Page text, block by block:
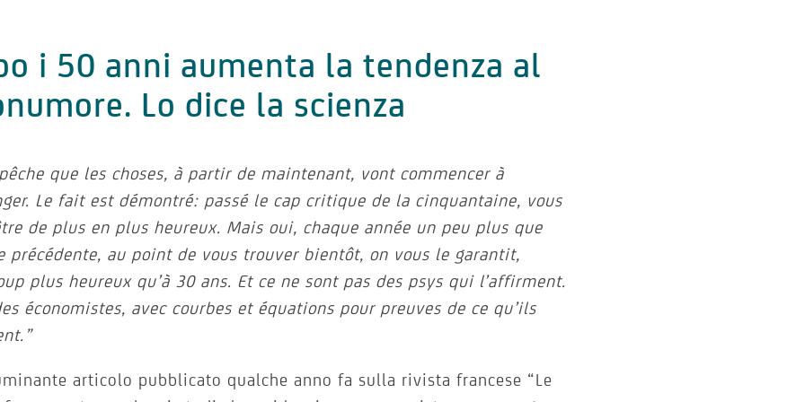
i 50 anni aumenta la tendenza al
Lo dice la scienza
que les choses, à partir de maintenant, vont commencer à
Le fait est démontré: passé le cap critique de la cinquantaine, vous
de plus en plus heureux. Mais oui, chaque année un peu plus que
précédente, au point de vous trouver bientôt, on vous le garantit,
plus heureux qu’à 30 ans. Et ce ne sont pas des psys qui l’affirment.
économistes, avec courbes et équations pour preuves de ce qu’ils
articolo pubblicato qualche anno fa sulla rivista francese “Le